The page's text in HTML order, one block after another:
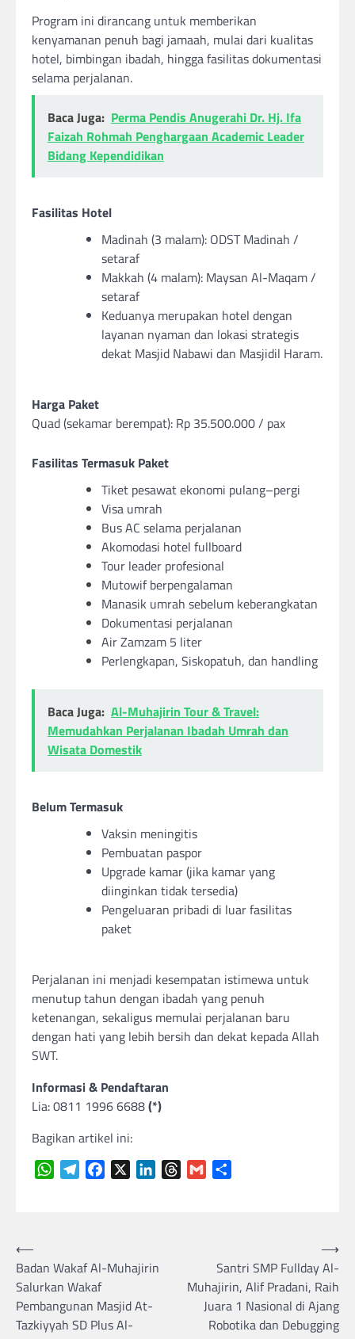
Program ini dirancang untuk memberikan
kenyamanan penuh bagi jamaah, mulai dari kualitas
hotel, bimbingan ibadah, hingga fasilitas dokumentasi
selama perjalanan.
Baca Juga: Perma Pendis Anugerahi Dr. Hj. Ifa
Faizah Rohmah Penghargaan Academic Leader
Bidang Kependidikan
Fasilitas Hotel
Madinah (3 malam): ODST Madinah /
setaraf
Makkah (4 malam): Maysan Al-Maqam /
setaraf
Keduanya merupakan hotel dengan
layanan nyaman dan lokasi strategis
dekat Masjid Nabawi dan Masjidil Haram.
Harga Paket
Quad (sekamar berempat): Rp 35.500.000 / pax
Fasilitas Termasuk Paket
Tiket pesawat ekonomi pulang–pergi
Visa umrah
Bus AC selama perjalanan
Akomodasi hotel fullboard
Tour leader profesional
Mutowif berpengalaman
Manasik umrah sebelum keberangkatan
Dokumentasi perjalanan
Air Zamzam 5 liter
Perlengkapan, Siskopatuh, dan handling
Baca Juga: Al-Muhajirin Tour & Travel:
Memudahkan Perjalanan Ibadah Umrah dan
Wisata Domestik
Belum Termasuk
Vaksin meningitis
Pembuatan paspor
Upgrade kamar (jika kamar yang
diinginkan tidak tersedia)
Pengeluaran pribadi di luar fasilitas
paket
Perjalanan ini menjadi kesempatan istimewa untuk
menutup tahun dengan ibadah yang penuh
ketenangan, sekaligus memulai perjalanan baru
dengan hati yang lebih bersih dan dekat kepada Allah
SWT.
Informasi & Pendaftaran
Lia: 0811 1996 6688(*)
Bagikan artikel ini:
WhatsAppTelegramFacebook LinkedInThreads
Gmail
Navigasi
pos
⟵
Badan Wakaf Al-Muhajirin
Salurkan Wakaf
Pembangunan Masjid At-
Tazkiyyah SD Plus Al-
Santri SMP Fullday Al-
Muhajirin, Alif Pradani, Raih
Juara 1 Nasional di Ajang
Robotika dan Debugging
⟶